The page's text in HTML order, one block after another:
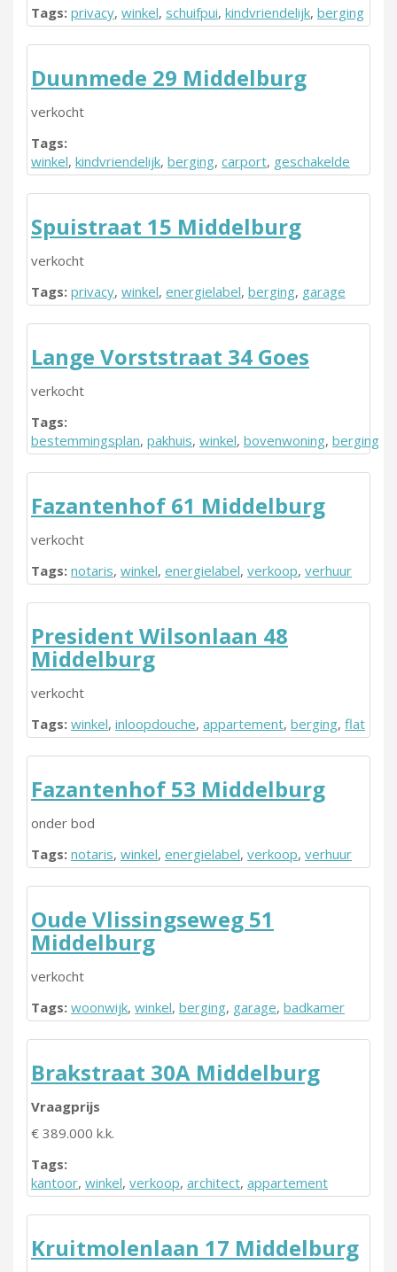
Tags: privacy, winkel, schuifpui, kindvriendelijk, berging
Duunmede 29 Middelburg
verkocht
Tags:
winkel, kindvriendelijk, berging, carport, geschakelde
Spuistraat 15 Middelburg
verkocht
Tags: privacy, winkel, energielabel, berging, garage
Lange Vorststraat 34 Goes
verkocht
Tags:
bestemmingsplan, pakhuis, winkel, bovenwoning, berging
Fazantenhof 61 Middelburg
verkocht
Tags: notaris, winkel, energielabel, verkoop, verhuur
President Wilsonlaan 48
Middelburg
verkocht
Tags: winkel, inloopdouche, appartement, berging, flat
Fazantenhof 53 Middelburg
onder bod
Tags: notaris, winkel, energielabel, verkoop, verhuur
Oude Vlissingseweg 51
Middelburg
verkocht
Tags: woonwijk, winkel, berging, garage, badkamer
Brakstraat 30A Middelburg
Vraagprijs
€ 389.000 k.k.
Tags:
kantoor, winkel, verkoop, architect, appartement
Kruitmolenlaan 17 Middelburg